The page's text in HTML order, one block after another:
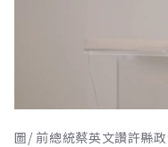
圖/ 前總統蔡英文讚許縣